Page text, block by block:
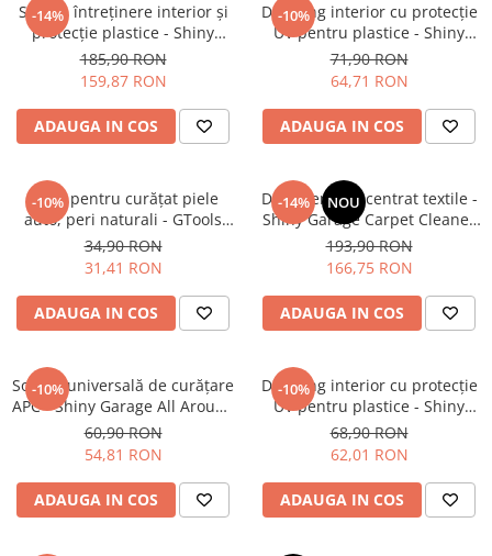
-14%
Soluție întreținere interior și
protecție plastice - Shiny
Garage Interior QD (5L)
185,90 RON
159,87 RON
ADAUGA IN COS
-10%
Dressing interior cu protecție
UV pentru plastice - Shiny
Garage Satin (500ml)
71,90 RON
64,71 RON
ADAUGA IN COS
-10%
Perie pentru curățat piele
auto, peri naturali - GTools
Oval Leather Brush
34,90 RON
31,41 RON
ADAUGA IN COS
-14% NOU
Detergent concentrat textile -
Shiny Garage Carpet Cleaner
(5L)
193,90 RON
166,75 RON
ADAUGA IN COS
-10%
Soluție universală de curățare
APC - Shiny Garage All Around
APC (1L)
60,90 RON
54,81 RON
ADAUGA IN COS
-10%
Dressing interior cu protecție
UV pentru plastice - Shiny
Garage Interior Plastic Matt
(500ml)
68,90 RON
62,01 RON
ADAUGA IN COS